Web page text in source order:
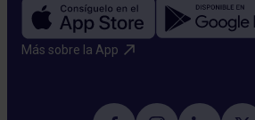
Más sobre la App​